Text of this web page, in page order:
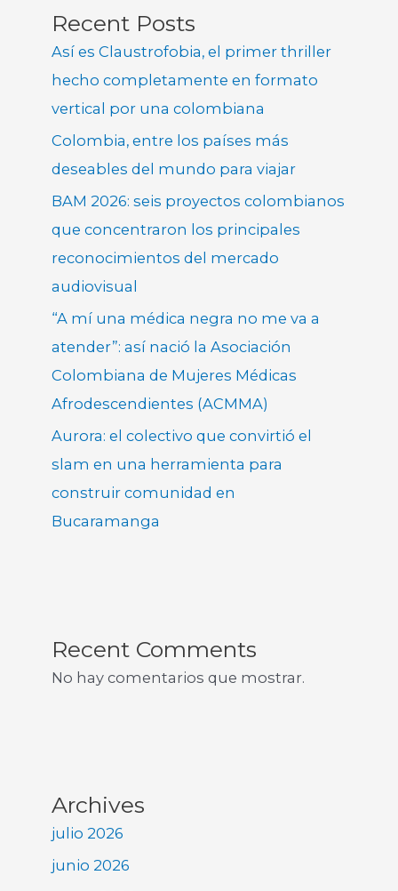
Recent Posts
Así es Claustrofobia, el primer thriller
hecho completamente en formato
vertical por una colombiana
Colombia, entre los países más
deseables del mundo para viajar
BAM 2026: seis proyectos colombianos
que concentraron los principales
reconocimientos del mercado
audiovisual
“A mí una médica negra no me va a
atender”: así nació la Asociación
Colombiana de Mujeres Médicas
Afrodescendientes (ACMMA)
Aurora: el colectivo que convirtió el
slam en una herramienta para
construir comunidad en
Bucaramanga
Recent Comments
No hay comentarios que mostrar.
Archives
julio 2026
junio 2026